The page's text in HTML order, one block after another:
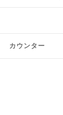
カウンター